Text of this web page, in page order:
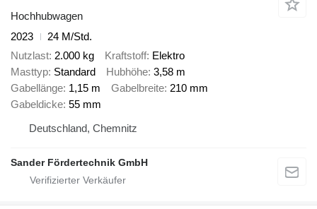
Hochhubwagen
2023
24 M/Std.
Nutzlast 2.000 kg Kraftstoff Elektro
Masttyp Standard Hubhöhe 3,58 m
Gabellänge 1,15 m Gabelbreite 210 mm
Gabeldicke 55 mm
Deutschland, Chemnitz
Sander Fördertechnik GmbH